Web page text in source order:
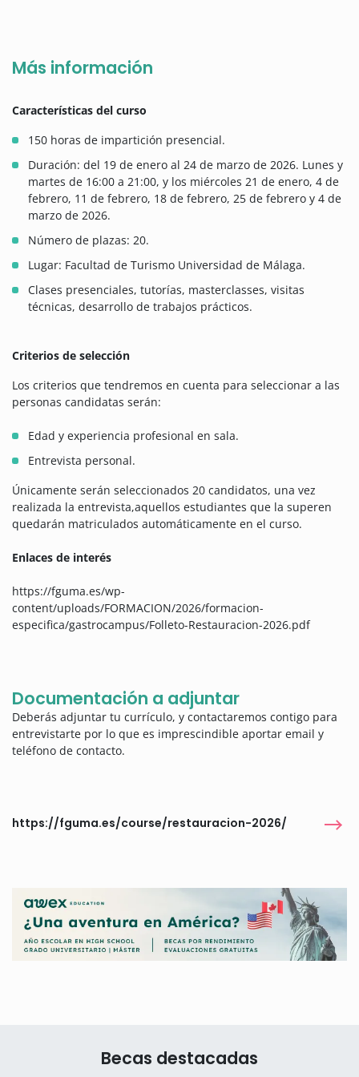
Más información
Características del curso
150 horas de impartición presencial.
Duración: del 19 de enero al 24 de marzo de 2026. Lunes y
martes de 16:00 a 21:00, y los miércoles 21 de enero, 4 de
febrero, 11 de febrero, 18 de febrero, 25 de febrero y 4 de
marzo de 2026.
Número de plazas: 20.
Lugar: Facultad de Turismo Universidad de Málaga.
Clases presenciales, tutorías, masterclasses, visitas
técnicas, desarrollo de trabajos prácticos.
Criterios de selección
Los criterios que tendremos en cuenta para seleccionar a las
personas candidatas serán:
Edad y experiencia profesional en sala.
Entrevista personal.
Únicamente serán seleccionados 20 candidatos, una vez
realizada la entrevista,aquellos estudiantes que la superen
quedarán matriculados automáticamente en el curso.
Enlaces de interés
https://fguma.es/wp-
content/uploads/FORMACION/2026/formacion-
especifica/gastrocampus/Folleto-Restauracion-2026.pdf
Documentación a adjuntar
Deberás adjuntar tu currículo, y contactaremos contigo para
entrevistarte por lo que es imprescindible aportar email y
teléfono de contacto.
https://fguma.es/course/restauracion-2026/
Becas destacadas